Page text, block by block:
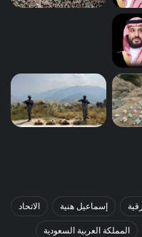
إسماعيل هنية الاتحاد
المملكة العربية السعودية